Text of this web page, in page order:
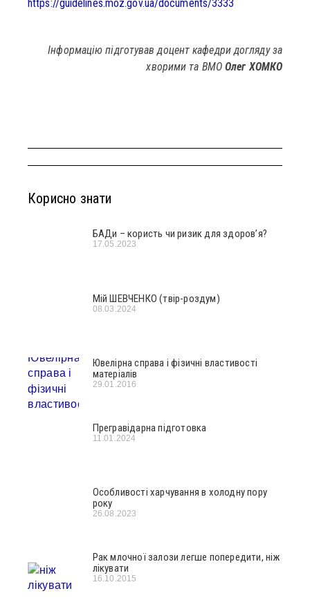
https://guidelines.moz.gov.ua/documents/3333
Інформацію підготував доцент кафедри догляду за
хворими та ВМО Олег ХОМКО
Корисно знати
БАДи – користь чи ризик для здоров’я?
17.05.2023
Мій ШЕВЧЕНКО (твір-роздум)
08.03.2024
Ювелірна справа і фізичні властивості
матеріалів
29.01.2016
Прегравідарна підготовка
11.01.2024
Особливості харчування в холодну пору
року
26.08.2023
Рак млочної залози легше попередити, ніж
лікувати
16.10.2015